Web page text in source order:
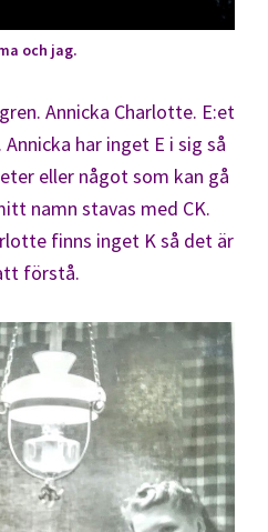
och jag.
Annicka Charlotte. E:et
har inget E i sig så
eller något som kan gå
namn stavas med CK.
finns inget K så det är
förstå.